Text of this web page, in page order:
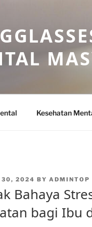
Kesehatan
30, 2024 BY ADMINTOP
Bahaya
bagi Ibu